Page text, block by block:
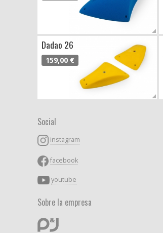
Dadao 26
159,00 €
Social
instagram
facebook
youtube
Sobre la empresa